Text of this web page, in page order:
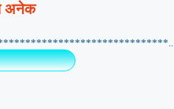
अनेक